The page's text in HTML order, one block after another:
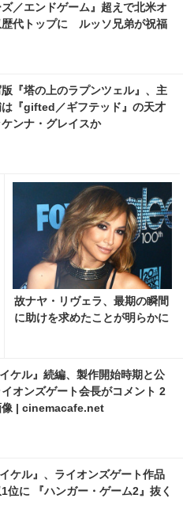
ズ／エンドゲーム』超えで北米オ
歴代トップに ルッソ兄弟が祝福
『塔の上のラプンツェル』、主
『gifted／ギフテッド』の天才
ンナ・グレイスか
故ナヤ・リヴェラ、最期の瞬間
に助けを求めたことが明らかに
ケル』続編、製作開始時期と公
オンズゲート会長がコメント 2
像 | cinemacafe.net
ケル』、ライオンズゲート作品
位に 『ハンガー・ゲーム2』抜く